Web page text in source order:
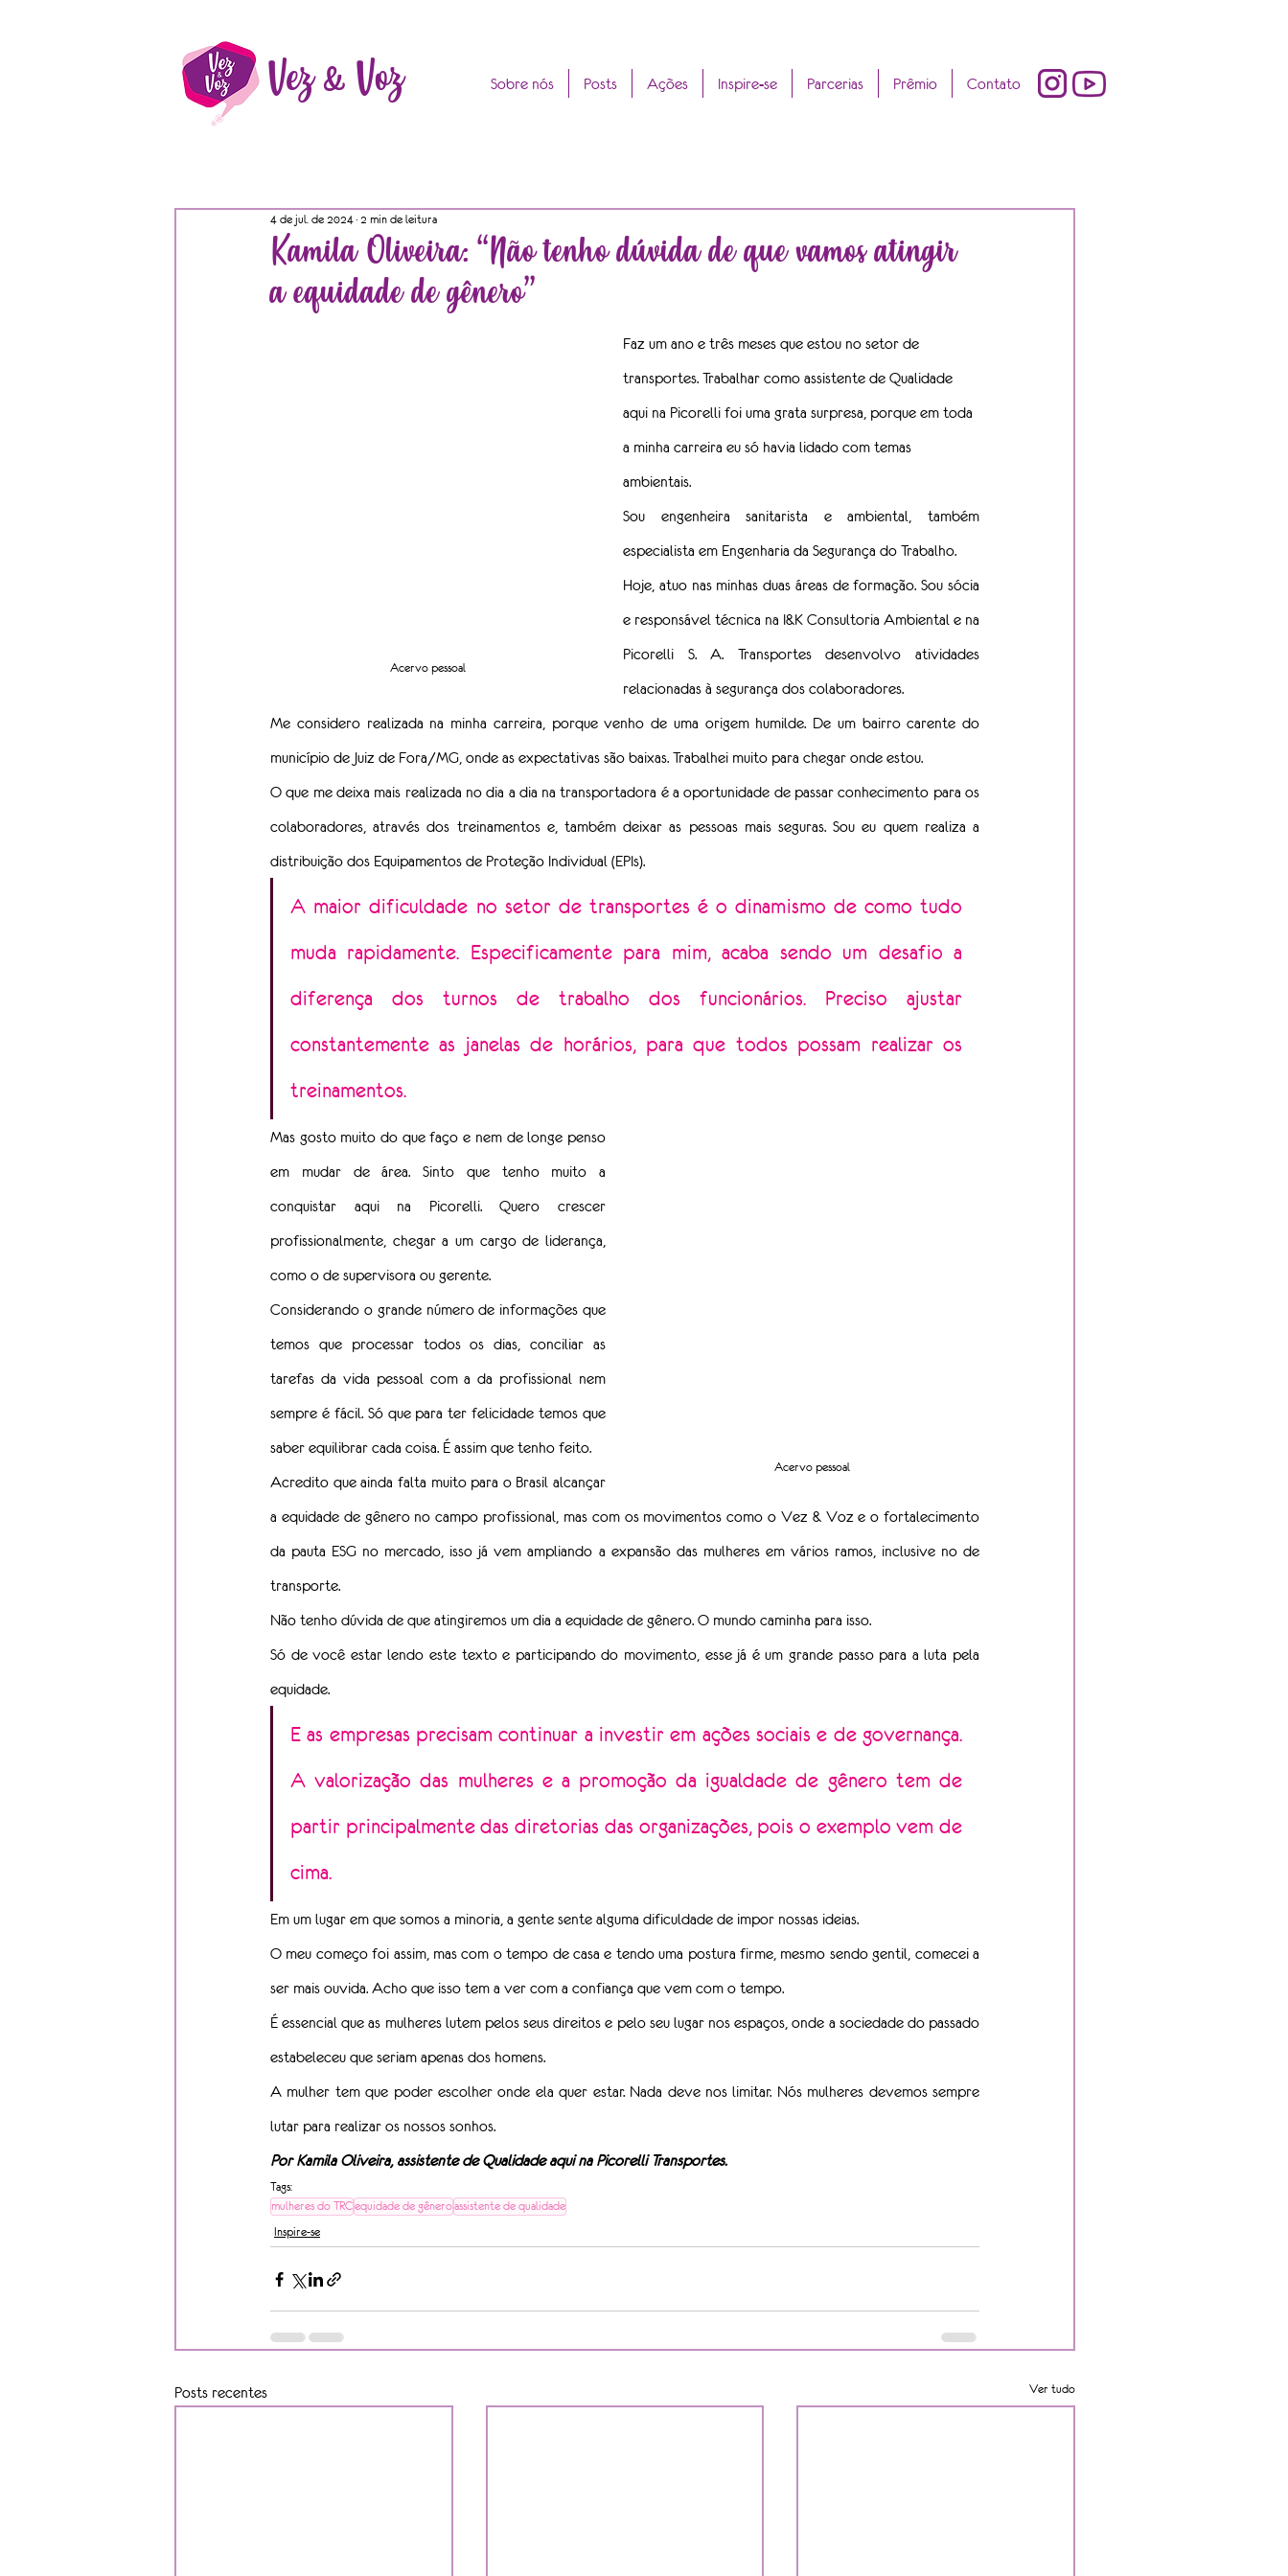
Vez & Voz Sobre nós Posts Ações Inspire-se Parcerias Prêmio Contato
Kamila Oliveira: “Não tenho dúvida de que vamos atingir
a equidade de gênero”
4 de jul. de 2024 2 min de leitura
Acervo pessoal
Faz um ano e três meses que estou no setor de
transportes. Trabalhar como assistente de Qualidade
aqui na Picorelli foi uma grata surpresa, porque em toda
a minha carreira eu só havia lidado com temas
ambientais.
Sou engenheira sanitarista e ambiental, também
especialista em Engenharia da Segurança do Trabalho.
Hoje, atuo nas minhas duas áreas de formação. Sou sócia
e responsável técnica na I&K Consultoria Ambiental e na
Picorelli S. A. Transportes desenvolvo atividades
relacionadas à segurança dos colaboradores.
Me considero realizada na minha carreira, porque venho de uma origem humilde. De um bairro carente do
município de Juiz de Fora/MG, onde as expectativas são baixas. Trabalhei muito para chegar onde estou.
O que me deixa mais realizada no dia a dia na transportadora é a oportunidade de passar conhecimento para os
colaboradores, através dos treinamentos e, também deixar as pessoas mais seguras. Sou eu quem realiza a
distribuição dos Equipamentos de Proteção Individual (EPIs).
A maior dificuldade no setor de transportes é o dinamismo de como tudo
muda rapidamente. Especificamente para mim, acaba sendo um desafio a
diferença dos turnos de trabalho dos funcionários. Preciso ajustar
constantemente as janelas de horários, para que todos possam realizar os
treinamentos.
Acervo pessoal
Mas gosto muito do que faço e nem de longe penso
em mudar de área. Sinto que tenho muito a
conquistar aqui na Picorelli. Quero crescer
profissionalmente, chegar a um cargo de liderança,
como o de supervisora ou gerente.
Considerando o grande número de informações que
temos que processar todos os dias, conciliar as
tarefas da vida pessoal com a da profissional nem
sempre é fácil. Só que para ter felicidade temos que
saber equilibrar cada coisa. É assim que tenho feito.
Acredito que ainda falta muito para o Brasil alcançar
a equidade de gênero no campo profissional, mas com os movimentos como o Vez & Voz e o fortalecimento
da pauta ESG no mercado, isso já vem ampliando a expansão das mulheres em vários ramos, inclusive no de
transporte.
Não tenho dúvida de que atingiremos um dia a equidade de gênero. O mundo caminha para isso.
Só de você estar lendo este texto e participando do movimento, esse já é um grande passo para a luta pela
equidade.
E as empresas precisam continuar a investir em ações sociais e de governança.
A valorização das mulheres e a promoção da igualdade de gênero tem de
partir principalmente das diretorias das organizações, pois o exemplo vem de
cima.
Em um lugar em que somos a minoria, a gente sente alguma dificuldade de impor nossas ideias.
O meu começo foi assim, mas com o tempo de casa e tendo uma postura firme, mesmo sendo gentil, comecei a
ser mais ouvida. Acho que isso tem a ver com a confiança que vem com o tempo.
É essencial que as mulheres lutem pelos seus direitos e pelo seu lugar nos espaços, onde a sociedade do passado
estabeleceu que seriam apenas dos homens.
A mulher tem que poder escolher onde ela quer estar. Nada deve nos limitar. Nós mulheres devemos sempre
lutar para realizar os nossos sonhos.
Por Kamila Oliveira, assistente de Qualidade aqui na Picorelli Transportes.
Tags:
mulheres do TRCequidade de gêneroassistente de qualidade
Inspire-se
Posts recentes Ver tudo